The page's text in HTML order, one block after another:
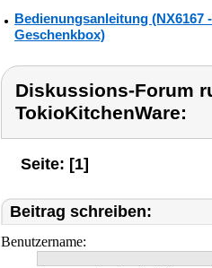
Bedienungsanleitung (NX6167
Geschenkbox)
Diskussions-Forum
TokioKitchenWare:
Seite: [1]
Beitrag schreiben:
Benutzername: